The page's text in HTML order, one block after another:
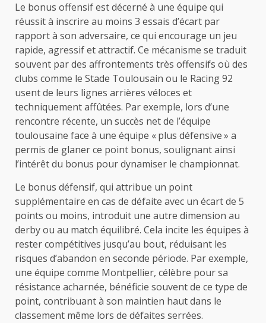
Le bonus offensif est décerné à une équipe qui
réussit à inscrire au moins 3 essais d’écart par
rapport à son adversaire, ce qui encourage un jeu
rapide, agressif et attractif. Ce mécanisme se traduit
souvent par des affrontements très offensifs où des
clubs comme le Stade Toulousain ou le Racing 92
usent de leurs lignes arrières véloces et
techniquement affûtées. Par exemple, lors d’une
rencontre récente, un succès net de l’équipe
toulousaine face à une équipe « plus défensive » a
permis de glaner ce point bonus, soulignant ainsi
l’intérêt du bonus pour dynamiser le championnat.
Le bonus défensif, qui attribue un point
supplémentaire en cas de défaite avec un écart de 5
points ou moins, introduit une autre dimension au
derby ou au match équilibré. Cela incite les équipes à
rester compétitives jusqu’au bout, réduisant les
risques d’abandon en seconde période. Par exemple,
une équipe comme Montpellier, célèbre pour sa
résistance acharnée, bénéficie souvent de ce type de
point, contribuant à son maintien haut dans le
classement même lors de défaites serrées.